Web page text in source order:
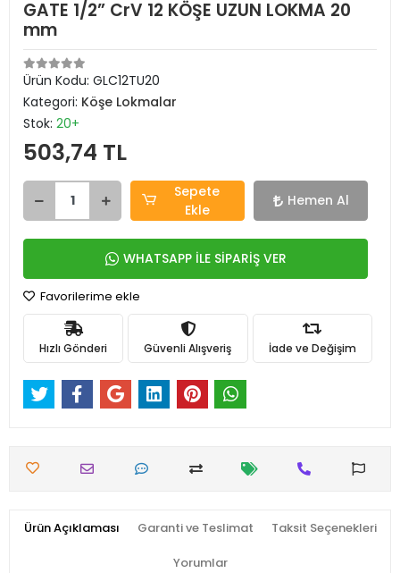
GATE 1/2” CrV 12 KÖŞE UZUN LOKMA 20
mm
Ürün Kodu: GLC12TU20
Kategori: Köşe Lokmalar
Stok: 20+
503,74 TL
Sepete
Ekle
Hemen Al
WHATSAPP İLE SİPARİŞ VER
Favorilerime ekle
Hızlı Gönderi Güvenli Alışveriş İade ve Değişim
Ürün Açıklaması Garanti ve Teslimat Taksit Seçenekleri
Yorumlar